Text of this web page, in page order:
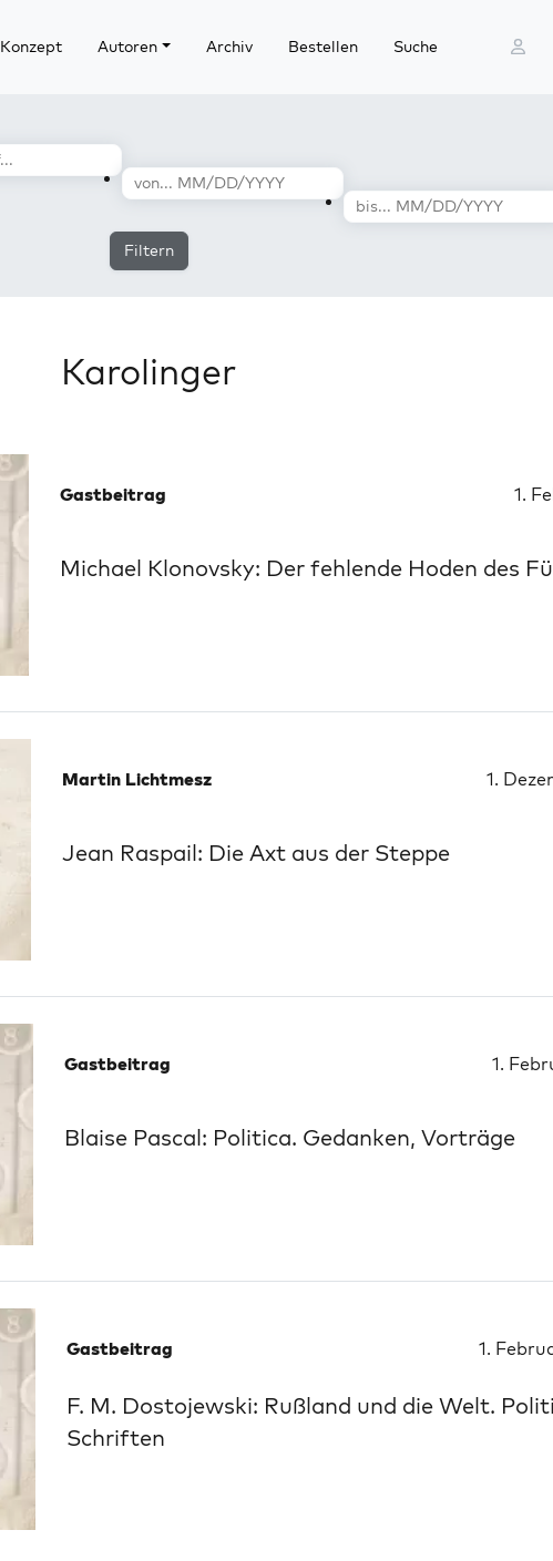
Konzept Autoren Archiv Bestellen Suche
Filtern
Karolinger
Gastbeitrag 1.
Michael Klonovsky: Der fehlende Hoden des
Martin Lichtmesz 1.
Jean Raspail: Die Axt aus der Steppe
Gastbeitrag 1.
Blaise Pascal: Politica. Gedanken, Vorträge
Gastbeitrag 1.
F. M. Dostojewski: Rußland und die Welt.
Schriften